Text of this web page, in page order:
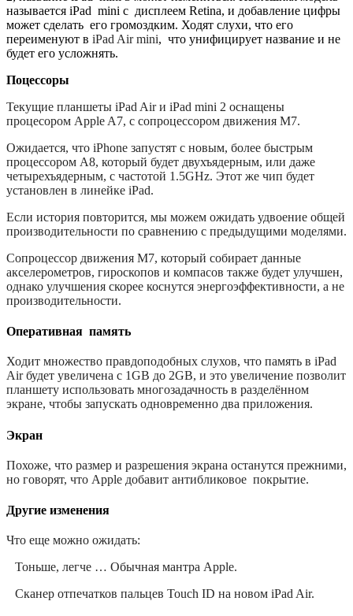
называется iPad mini с дисплеем Retina, и добавление цифры
может сделать его громоздким. Ходят слухи, что его
переименуют в iPad Air mini, что унифицирует название и не
будет его усложнять.
Поцессоры
Текущие планшеты iPad Air и iPad mini 2 оснащены
процесором Apple A7, с сопроцессором движения M7.
Ожидается, что iPhone запустят с новым, более быстрым
процессором A8, который будет двухъядерным, или даже
четырехъядерным, с частотой 1.5GHz. Этот же чип будет
установлен в линейке iPad.
Если история повторится, мы можем ожидать удвоение общей
производительности по сравнению с предыдущими моделями.
Сопроцессор движения M7, который собирает данные
акселерометров, гироскопов и компасов также будет улучшен,
однако улучшения скорее коснутся энергоэффективности, а не
производительности.
Оперативная память
Ходит множество правдоподобных слухов, что память в iPad
Air будет увеличена с 1GB до 2GB, и это увеличение позволит
планшету использовать многозадачность в разделённом
экране, чтобы запускать одновременно два приложения.
Экран
Похоже, что размер и разрешения экрана останутся прежними,
но говорят, что Apple добавит антибликовое покрытие.
Другие изменения
Что еще можно ожидать:
Тоньше, легче … Обычная мантра Apple.
Сканер отпечатков пальцев Touch ID на новом iPad Air.